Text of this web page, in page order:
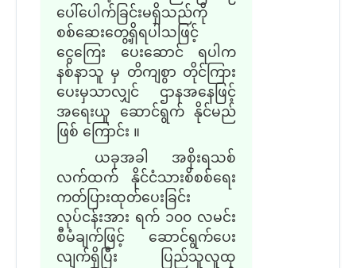
ပေါ်ပေါက်ခြင်းမရှိသည်ကို
စစ်ဆေးတွေ့ရှိရပါသဖြင့်
ငွေကြေး ပေးဆောင် ရပါက
နစ်နာသူ မှ တိကျစွာ တိုင်ကြား
ပေးမှသာလျှင် ဌာနအနေဖြင့်
အရေးယူ ဆောင်ရွက် နိုင်မည်
ဖြစ် ကြောင်း ။
ယခုအခါ အစိုးရသစ်
လက်ထက် နိုင်ငံသားစိစစ်ရေး
ကတ်ပြားထုတ်ပေးခြင်း
လုပ်ငန်းအား ရက် ၁၀၀ လမင်း
စီမံချက်ဖြင့် ဆောင်ရွက်ပေး
လျက်ရှိပြီး ပြည်သူလူထု